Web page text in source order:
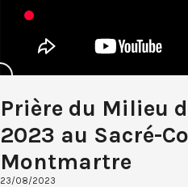
Prière du Milieu
2023 au Sacré-
Montmartre
23/08/2023